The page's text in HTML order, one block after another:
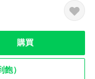
購買
）